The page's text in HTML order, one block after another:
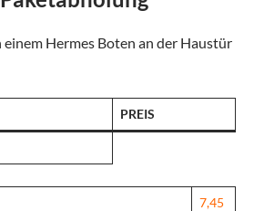
einem Hermes Boten an der Haustür
PREIS
7,45